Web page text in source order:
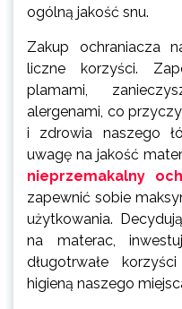
ogólną jakość snu.
Zakup ochraniacza
liczne korzyści.
plamami,
alergenami, co
i zdrowia naszego
uwagę na jakość
nieprzemakalny
zapewnić sobie
użytkowania.
na materac,
długotrwałe
higieną naszego